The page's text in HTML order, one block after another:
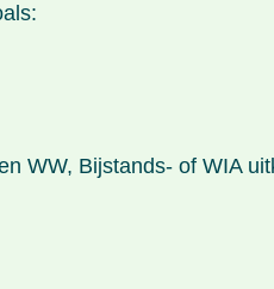
WW, Bijstands- of WIA